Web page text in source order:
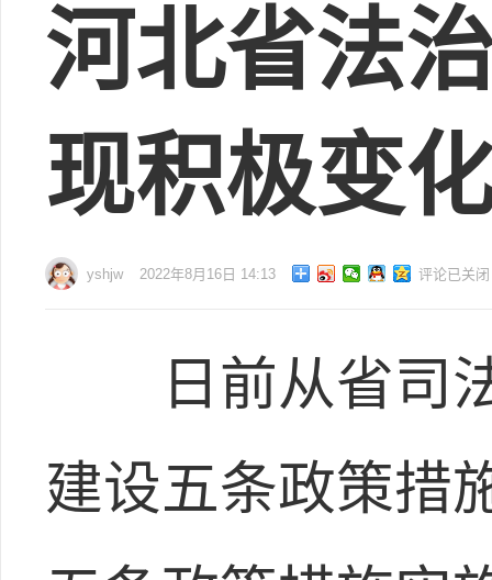
河北省法
现积极变
yshjw 2022年8月16日 14:13 评论已关闭
日前从省司法
建设五条政策措